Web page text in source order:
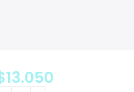
13.050